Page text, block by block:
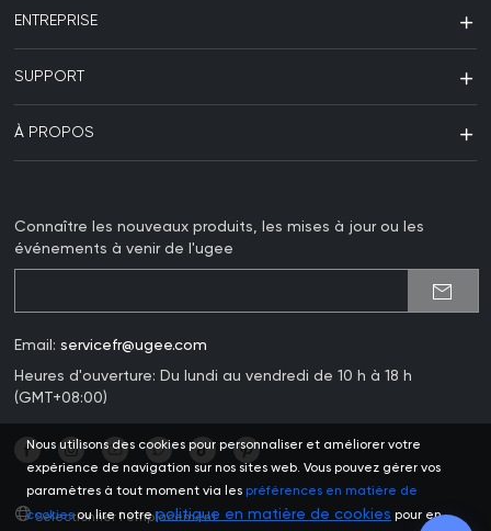
ENTREPRISE
SUPPORT
À PROPOS
Connaître les nouveaux produits, les mises à jour ou les
événements à venir de l'ugee
Email:servicefr@ugee.com
Heures d'ouverture: Du lundi au vendredi de 10 h à 18 h
(GMT+08:00)
Sélectionner l'emplacement
Nous utilisons des cookies pour personnaliser et améliorer votre
expérience de navigation sur nos sites web. Vous pouvez gérer vos
paramètres à tout moment via les préférences en matière de
cookiesou lire notrepolitique en matière de cookies pour en